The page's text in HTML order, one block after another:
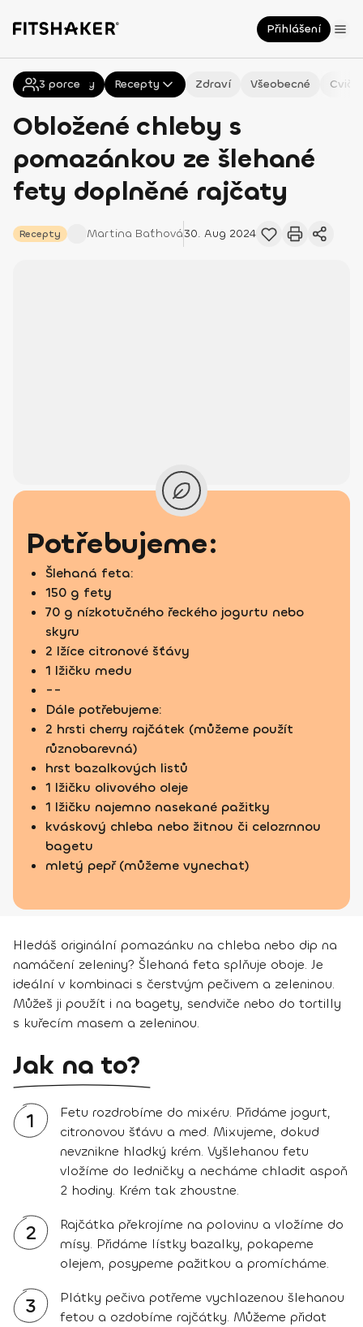
Přihlášení
Všechny Recepty Zdraví Všeobecné
Obložené chleby s
pomazánkou ze šlehané
fety doplněné rajčaty
Recepty Martina Baťhová30. Aug 2024
3 porce
Potřebujeme:
Šlehaná feta:
150 g fety
70 g nízkotučného řeckého jogurtu nebo
skyru
2 lžíce citronové šťávy
1 lžičku medu
--
Dále potřebujeme:
2 hrsti cherry rajčátek (můžeme použít
různobarevná)
hrst bazalkových listů
1 lžičku olivového oleje
1 lžičku najemno nasekané pažitky
kváskový chleba nebo žitnou či celozrnnou
bagetu
mletý pepř (můžeme vynechat)
Hledáš originální pomazánku na chleba nebo dip na
namáčení zeleniny? Šlehaná feta splňuje oboje. Je
ideální v kombinaci s čerstvým pečivem a zeleninou.
Můžeš ji použít i na bagety, sendviče nebo do tortilly
s kuřecím masem a zeleninou.
Jak na to?
1
Fetu rozdrobíme do mixéru. Přidáme jogurt,
citronovou šťávu a med. Mixujeme, dokud
nevznikne hladký krém. Vyšlehanou fetu
vložíme do ledničky a necháme chladit aspoň
2 hodiny. Krém tak zhoustne.
2
Rajčátka překrojíme na polovinu a vložíme do
mísy. Přidáme lístky bazalky, pokapeme
olejem, posypeme pažitkou a promícháme.
3
Plátky pečiva potřeme vychlazenou šlehanou
fetou a ozdobíme rajčátky. Můžeme přidat